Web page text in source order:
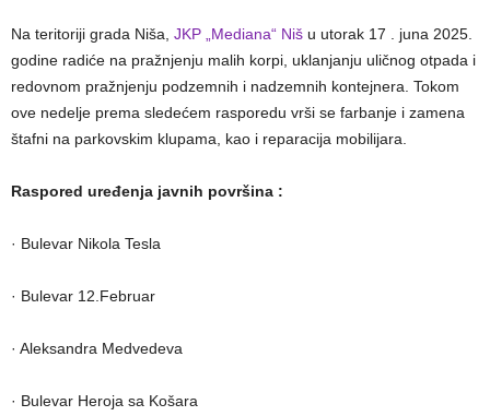
Na teritoriji grada Niša, JKP „Mediana“ Niš u utorak 17 . juna 2025.
godine radiće na pražnjenju malih korpi, uklanjanju uličnog otpada i
redovnom pražnjenju podzemnih i nadzemnih kontejnera. Tokom
ove nedelje prema sledećem rasporedu vrši se farbanje i zamena
štafni na parkovskim klupama, kao i reparacija mobilijara.
Raspored uređenja javnih površina :
· Bulevar Nikola Tesla
· Bulevar 12.Februar
· Aleksandra Medvedeva
· Bulevar Heroja sa Košara